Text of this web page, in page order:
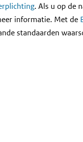
. Als u op de
informatie. Met de
standaarden